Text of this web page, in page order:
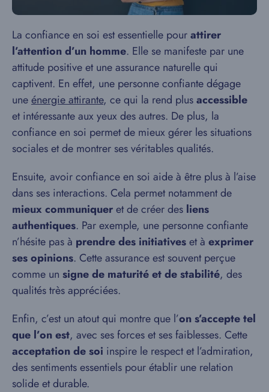
La confiance en soi est essentielle pourattirer
l’attention d’un homme. Elle se manifeste par une
attitude positive et une assurance naturelle qui
captivent. En effet, une personne confiante dégage
uneénergie attirante, ce qui la rend plusaccessible
et intéressante aux yeux des autres. De plus, la
confiance en soi permet de mieux gérer les situations
sociales et de montrer ses véritables qualités.
Ensuite, avoir confiance en soi aide à être plus à l’aise
dans ses interactions. Cela permet notamment de
mieux communiqueret de créer des liens
authentiques. Par exemple, une personne confiante
n’hésite pas à prendre des initiativeset à exprimer
ses opinions. Cette assurance est souvent perçue
comme un signe de maturité et de stabilité, des
qualités très appréciées.
Enfin, c’est un atout qui montre que l’on s’accepte tel
que l’on est, avec ses forces et ses faiblesses. Cette
acceptation de soi inspire le respect et l’admiration,
des sentiments essentiels pour établir une relation
solide et durable.